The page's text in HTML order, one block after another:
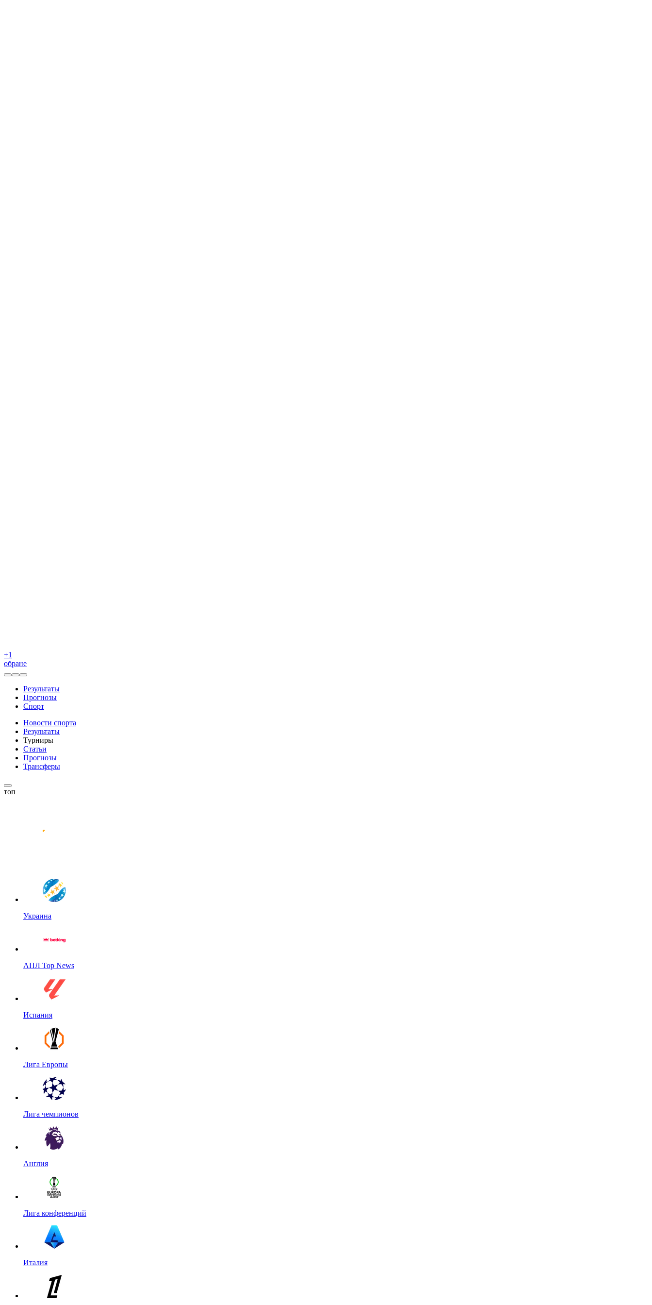
+1
обране
Результаты
Прогнозы
Спорт
Новости спорта
Результаты
Турниры
Статьи
Прогнозы
Трансферы
топ
Украина
АПЛ Top News
Испания
Лига Европы
Лига чемпионов
Англия
Лига конференций
Италия